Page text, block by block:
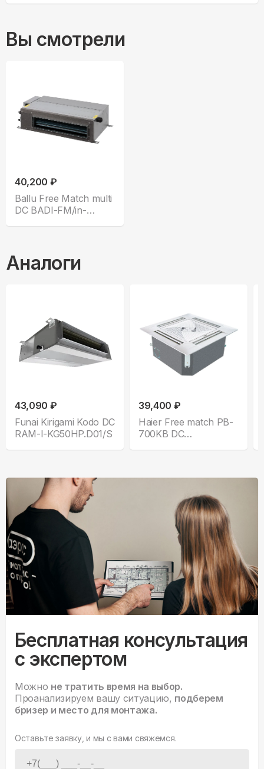
Вы смотрели
40,200 ₽
Ballu Free Match multi
DC BADI-FM/in-
Аналоги
43,090 ₽
Funai Kirigami Kodo DC
RAM-I-KG50HP.D01/S
39,400 ₽
Haier Free match PB-
700KB DC
Бесплатная консультация
с экспертом
Можно не тратить время на выбор.
Проанализируем вашу ситуацию, подберем
бризер и место для монтажа.
Оставьте заявку, и мы с вами свяжемся.